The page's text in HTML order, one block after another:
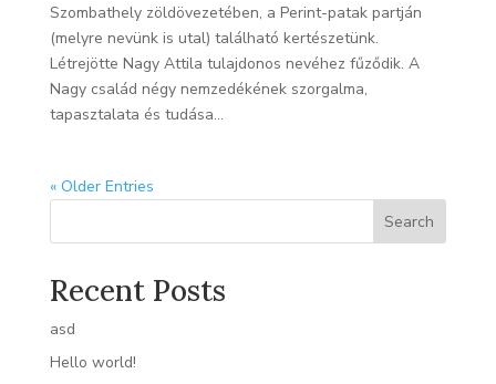
Szombathely zöldövezetében, a Perint-patak partján
(melyre nevünk is utal) található kertészetünk.
Létrejötte Nagy Attila tulajdonos nevéhez fűződik. A
Nagy család négy nemzedékének szorgalma,
tapasztalata és tudása...
« Older Entries
Search
Recent Posts
asd
Hello world!